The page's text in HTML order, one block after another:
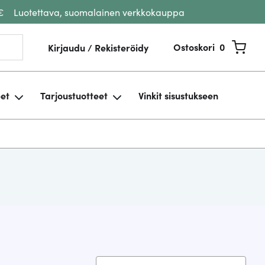
Luotettava, suomalainen verkkokauppa
Kirjaudu / Rekisteröidy Ostoskori 0
Tarjoustuotteet Vinkit sisustukseen